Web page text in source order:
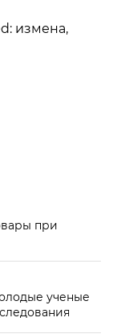
измена,
при
ученые